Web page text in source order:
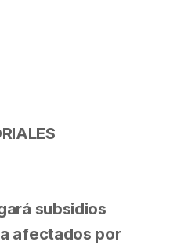
subsidios
afectados por